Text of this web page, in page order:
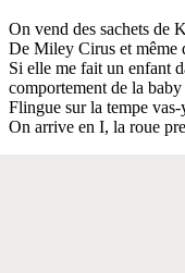
On vend des sachets de
De Miley Cirus et même
Si elle me fait un enfant
comportement de la baby
Flingue sur la tempe vas-
On arrive en I, la roue